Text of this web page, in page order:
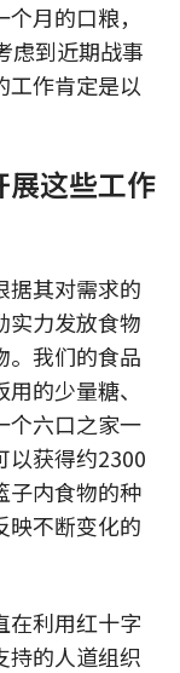
月的口粮，
虑到近期战事
工作肯定是以
展这些工作
据其对需求的
实力发放食物
。我们的食品
的少量糖、
个六口之家一
以获得约2300
子内食物的种
映不断变化的
在利用红十字
持的人道组织